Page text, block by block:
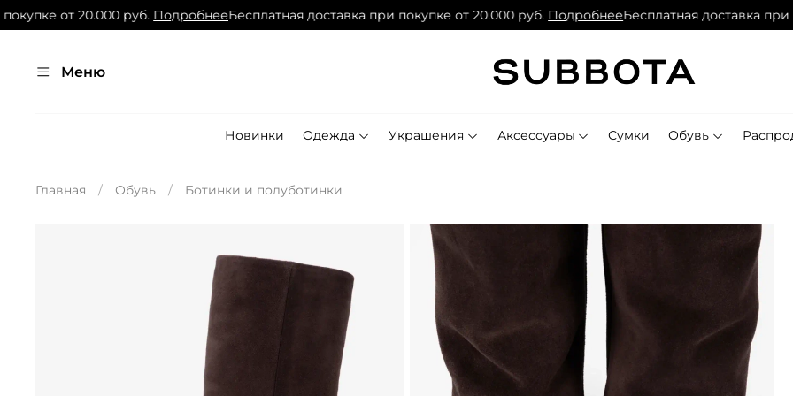
от 20.000 руб.ПодробнееБесплатная доставка при покупке от 20.000 руб.ПодробнееБесплатная доставка при
Меню
Новинки Одежда Украшения Аксессуары Сумки Обувь
Главная Обувь Ботинки и полуботинки